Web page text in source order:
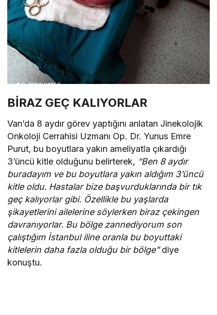
BİRAZ GEÇ KALIYORLAR
Van’da 8 aydır görev yaptığını anlatan Jinekolojik
Onkoloji Cerrahisi Uzmanı Op. Dr. Yunus Emre
Purut, bu boyutlara yakın ameliyatla çıkardığı
3’üncü kitle olduğunu belirterek, “Ben 8 aydır
buradayım ve bu boyutlara yakın aldığım 3’üncü
kitle oldu. Hastalar bize başvurduklarında bir tık
geç kalıyorlar gibi. Özellikle bu yaşlarda
şikayetlerini ailelerine söylerken biraz çekingen
davranıyorlar. Bu bölge zannediyorum son
çalıştığım İstanbul iline oranla bu boyuttaki
kitlelerin daha fazla olduğu bir bölge”diye
konuştu.